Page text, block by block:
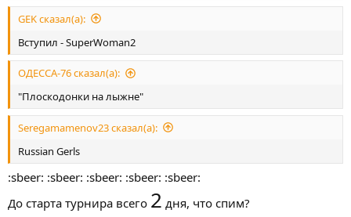
GEK сказал(а):
Вступил - SuperWoman2
ОДЕССА-76 сказал(а):
"Плоскодонки на лыжне"
Seregamamenov23 сказал(а):
Russian Gerls
:sbeer: :sbeer: :sbeer: :sbeer: :sbeer:
До старта турнира всего 2 дня, что спим?